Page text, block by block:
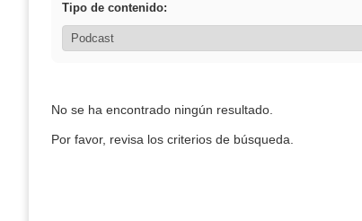
Tipo de contenido:
No se ha encontrado ningún resultado.
Por favor, revisa los criterios de búsqueda.